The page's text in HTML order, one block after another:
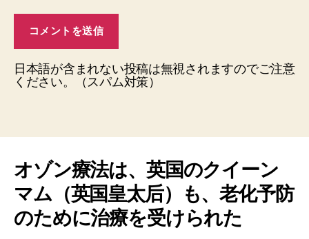
日本語が含まれない投稿は無視されますのでご注意
ください。（スパム対策）
オゾン療法は、英国のクイーン
マム（英国皇太后）も、老化予防
のために治療を受けられた